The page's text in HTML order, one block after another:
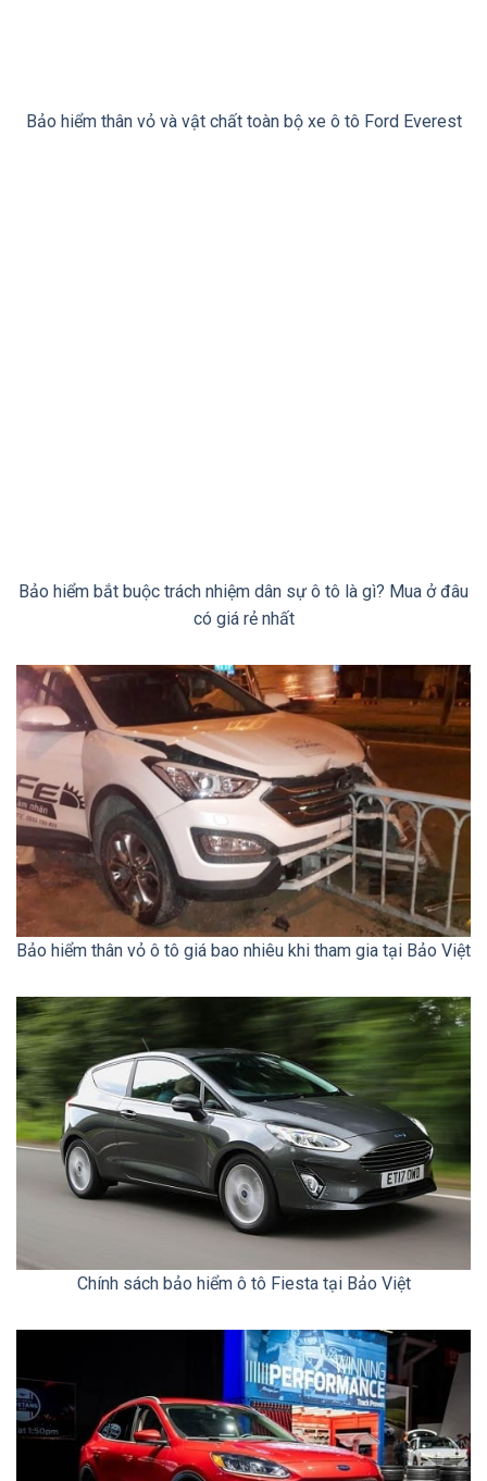
Bảo hiểm thân vỏ và vật chất toàn bộ xe ô tô Ford Everest
Bảo hiểm bắt buộc trách nhiệm dân sự ô tô là gì? Mua ở đâu
có giá rẻ nhất
Bảo hiểm thân vỏ ô tô giá bao nhiêu khi tham gia tại Bảo Việt
Chính sách bảo hiểm ô tô Fiesta tại Bảo Việt